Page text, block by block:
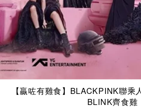
【贏咗有雞食】BLACKPINK聯乘
BLINK齊食雞